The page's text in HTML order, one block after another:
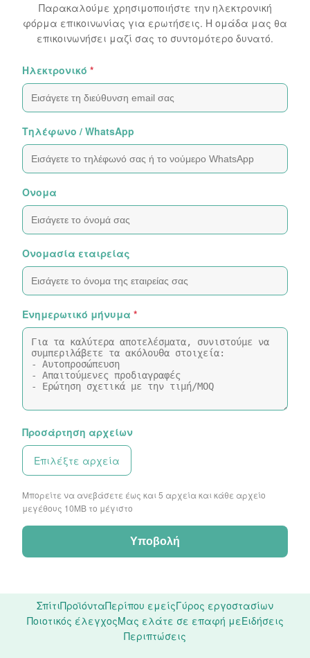
Παρακαλούμε χρησιμοποιήστε την ηλεκτρονική
φόρμα επικοινωνίας για ερωτήσεις. Η ομάδα μας θα
επικοινωνήσει μαζί σας το συντομότερο δυνατό.
Ηλεκτρονικό *
Τηλέφωνο / WhatsApp
Ονομα
Ονομασία εταιρείας
Ενημερωτικό μήνυμα *
Προσάρτηση αρχείων
Επιλέξτε αρχεία
Μπορείτε να ανεβάσετε έως και 5 αρχεία και κάθε αρχείο
μεγέθους 10ΜB το μέγιστο
Υποβολή
ΣπίτιΠροϊόνταΠερίπου εμείςΓύρος εργοστασίων
Ποιοτικός έλεγχοςΜας ελάτε σε επαφή μεΕιδήσεις
Περιπτώσεις